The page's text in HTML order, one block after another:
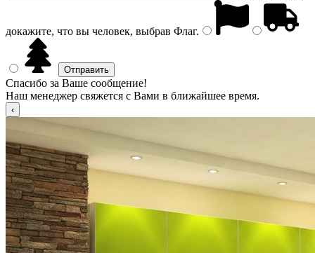
докажите, что вы человек, выбрав Флаг.
Спасибо за Ваше сообщение!
Наш менеджер свяжется с Вами в ближайшее время.